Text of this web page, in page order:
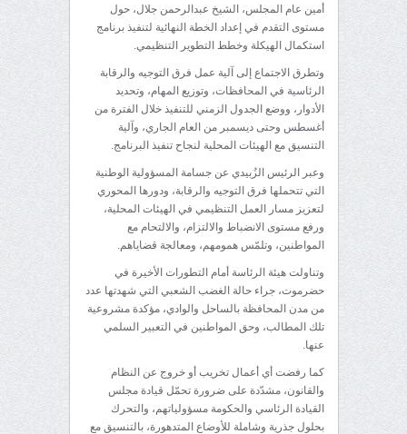
أمين عام المجلس، الشيخ عبدالرحمن جلال، حول
مستوى التقدم في إعداد الخطة النهائية لتنفيذ برنامج
استكمال الهيكلة وخطط التطوير التنظيمي.
وتطرق الاجتماع إلى آلية عمل فرق التوجيه والرقابة
الرئاسية في المحافظات، وتوزيع المهام، وتحديد
الأدوار، ووضع الجدول الزمني للتنفيذ خلال الفترة من
أغسطس وحتى ديسمبر من العام الجاري، وآلية
التنسيق مع الهيئات المحلية لنجاح تنفيذ البرنامج.
وعبر الرئيس الزُبيدي عن جسامة المسؤولية الوطنية
التي تتحملها فرق التوجيه والرقابة، ودورها المحوري
لتعزيز مسار العمل التنظيمي في الهيئات المحلية،
ورفع مستوى الانضباط والالتزام، والالتحام مع
المواطنين، وتلمّس همومهم، ومعالجة قضاياهم.
وتناولت هيئة الرئاسة أمام التطورات الأخيرة في
حضرموت، جراء حالة الغضب الشعبي التي شهدتها عدد
من مدن المحافظة بالساحل والوادي، مؤكدة مشروعية
تلك المطالب، وحق المواطنين في التعبير السلمي
عنها.
كما رفضت أي أعمال تخريب أو خروج عن النظام
والقانون، مشدّدة على ضرورة تحمّل قيادة مجلس
القيادة الرئاسي والحكومة مسؤولياتهم، والتحرك
بحلول جذرية وشاملة للأوضاع المتدهورة، بالتنسيق مع